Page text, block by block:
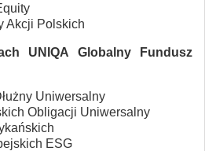
Akcji Polskich
UNIQA Globalny Fundusz
Uniwersalny
Obligacji Uniwersalny
ESG